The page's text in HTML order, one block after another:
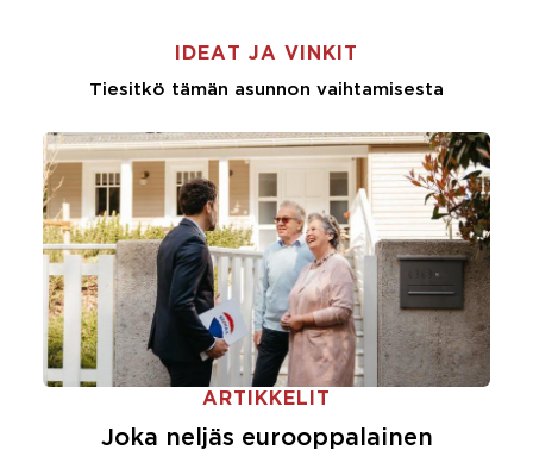
IDEAT JA VINKIT
Tiesitkö tämän asunnon vaihtamisesta
ARTIKKELIT
Joka neljäs eurooppalainen